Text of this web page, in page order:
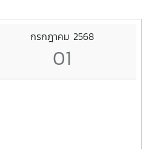
กรกฎาคม 2568
01